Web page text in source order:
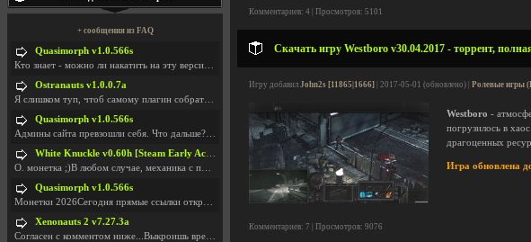
Комментариев: 4 | Просмотров: 5101
Скачать игру Westboro v30.04.2017 - торрент,
Игру добавил John2s [11865|1666] | 2017-05-01 (обновлено) | Ролевые игры
Westboro -
погрузилось в
драгоценных
Игра обновлена
Комментариев: 7 | Просмотров: 9076
+ сообщения из FAQ
Quasimorph v1.0.566s
Кто знает - можно ли накатить на эту версию моды?
Ostranauts v1.0.0.7a
Я слишком туп, чтоб самому плагин собрать. И что-т
Quasimorph v1.0.566s
Админы сайта превзошли себя. Что дальше? Засунь се
White Knuckle v0.60h [Steam Early Access]
О. монетка ;)В любом случае, механика с поиском мо
Quasimorph v1.0.566s
Монетки 2026Сегодня прямые ссылки открываются посл
Xenonauts 2 v7.27.3a
Согласен с комментом ниже...Выкроишь время чтобы з